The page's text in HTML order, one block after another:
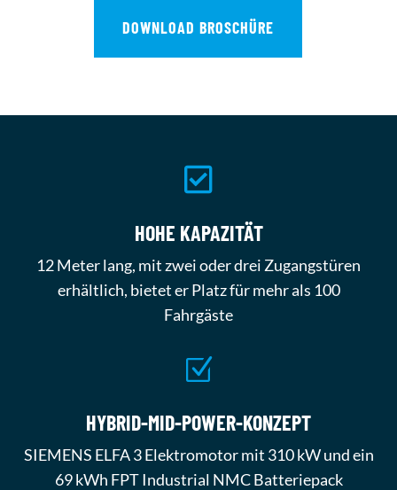
DOWNLOAD BROSCHÜRE

HOHE KAPAZITÄT
12 Meter lang, mit zwei oder drei Zugangstüren
erhältlich, bietet er Platz für mehr als 100
Fahrgäste
Z
HYBRID-MID-POWER-KONZEPT
SIEMENS ELFA 3 Elektromotor mit 310 kW und ein
69 kWh FPT Industrial NMC Batteriepack